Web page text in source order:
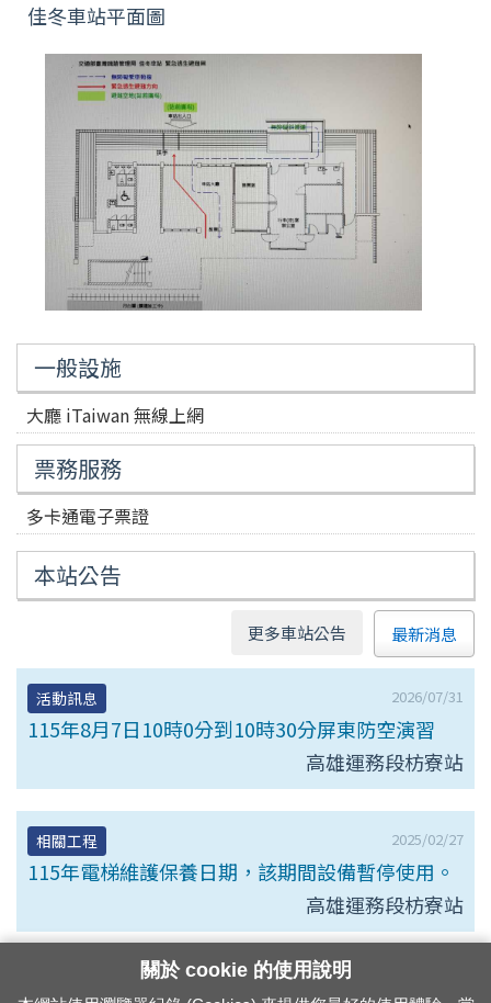
佳冬車站平面圖
一般設施
大廳 iTaiwan 無線上網
票務服務
多卡通電子票證
本站公告
更多車站公告 最新消息
活動訊息 2026/07/31
115年8月7日10時0分到10時30分屏東防空演習
高雄運務段枋寮站
相關工程 2025/02/27
115年電梯維護保養日期，該期間設備暫停使用。
高雄運務段枋寮站
關於 cookie 的使用說明